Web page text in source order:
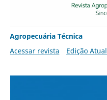
Agropecuária Técnica
Acessar revista
Edição Atual